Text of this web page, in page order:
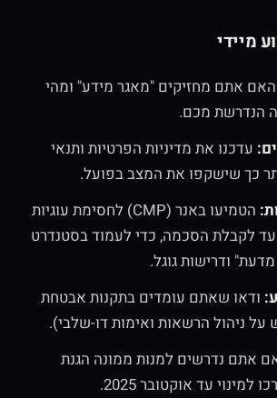
מיידי
אתם מחזיקים "מאגר מידע" ומהי
הנדרשת מכם.
עדכנו את מדיניות הפרטיות ותנאי
כך שישקפו את המצב בפועל.
הטמיעו באנר (CMP) לחסימת עוגיות
לקבלת הסכמה, כדי לעמוד בסטנדרט
ודרישות גוגל.
ודאו שאתם עומדים בתקנות אבטחת
ניהול הרשאות ואימות דו-שלבי).
אתם נדרשים למנות ממונה הגנת
למינוי עד אוקטובר 2025.